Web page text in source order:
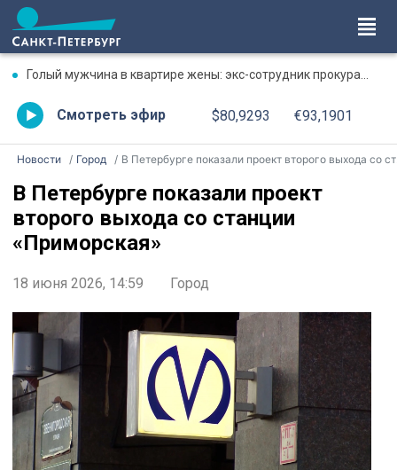
Голый мужчина в квартире жены: экс-сотрудник прокуратуры рассказал, почему совершил убийство
Смотреть эфир $80,9293 €93,1901
Новости Город В Петербурге показали проект второго выхода со станции «Приморская»
В Петербурге показали проект
второго выхода со станции
«Приморская»
18 июня 2026, 14:59 Город